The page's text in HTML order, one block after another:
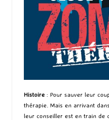
Histoire : Pour sauver leur
thérapie. Mais en arrivant
leur conseiller est en train de